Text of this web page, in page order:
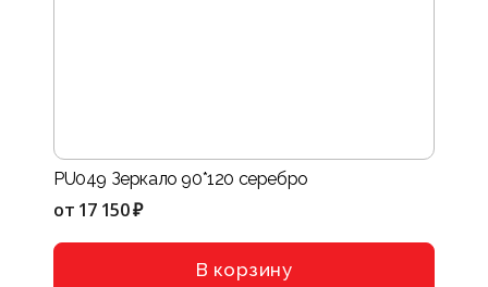
PU049 Зеркало 90*120 серебро
от 17 150 ₽
В корзину